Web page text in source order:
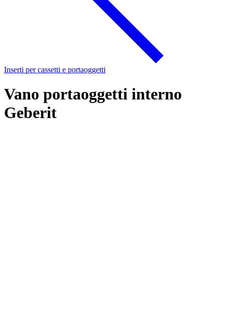
Inserti per cassetti e portaoggetti
Vano portaoggetti interno
Geberit